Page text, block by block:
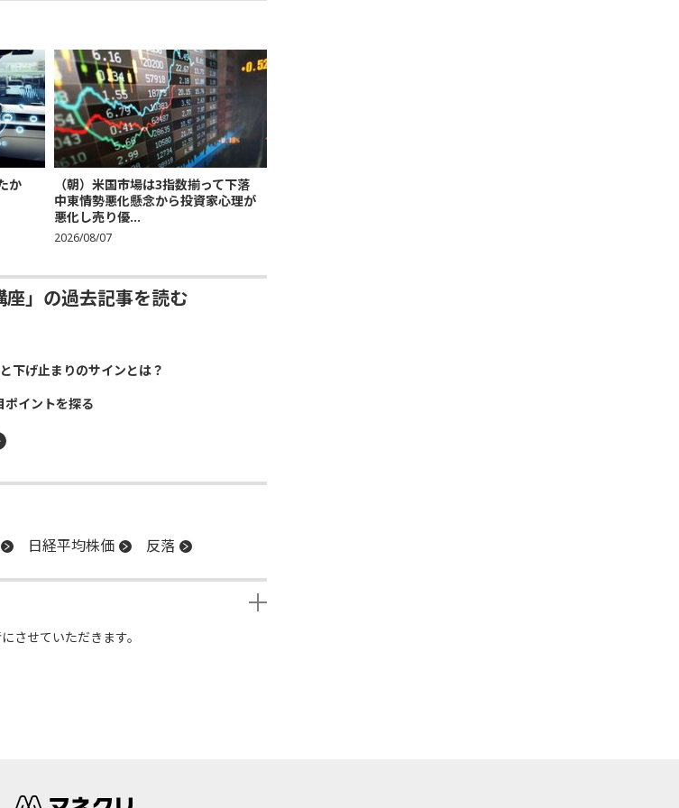
か
（朝）米国市場は3指数揃って下落
中東情勢悪化懸念から投資家心理が
悪化し売り優...
2026/08/07
座」の過去記事を読む
下げ止まりのサインとは？
ポイントを探る
日経平均株価 反落
させていただきます。